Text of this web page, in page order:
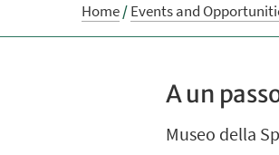
Home/Events and
A un
Museo della